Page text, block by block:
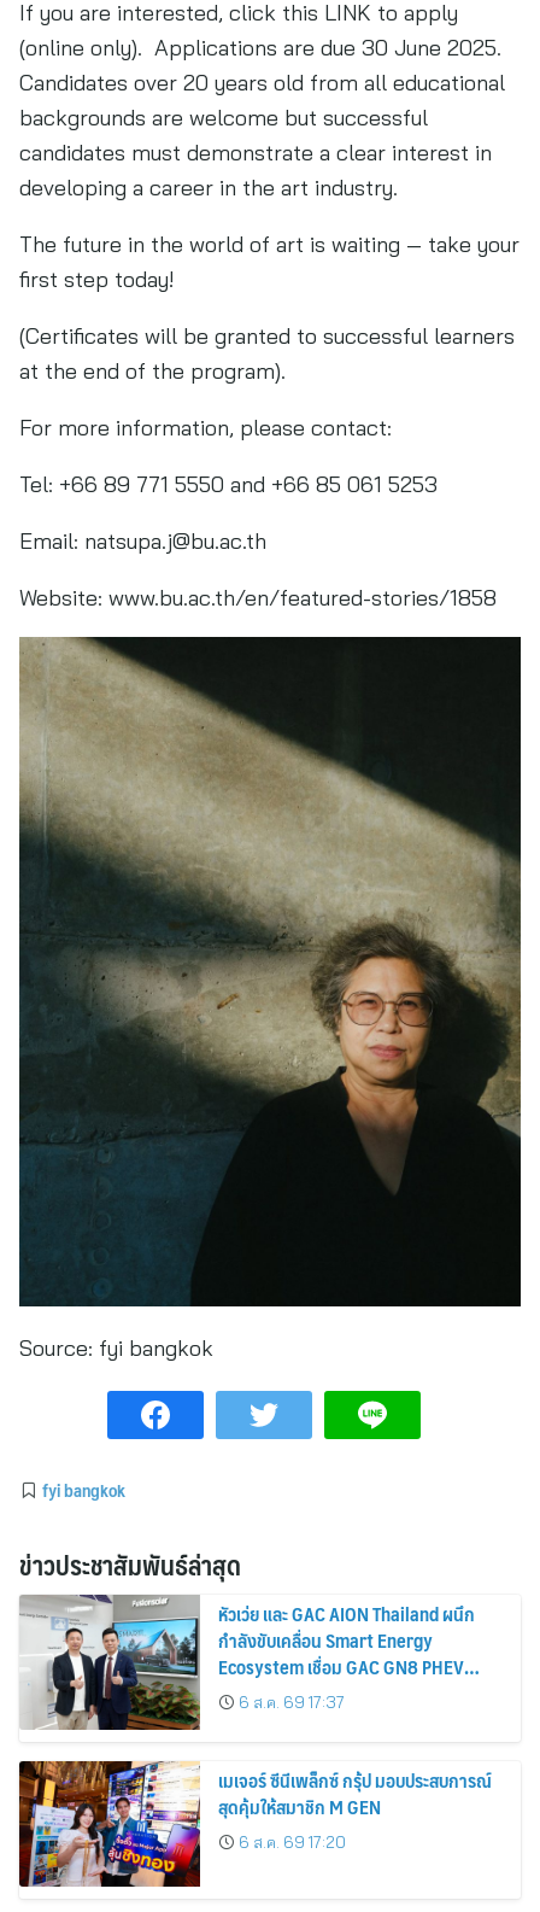
If you are interested, click this LINK to apply
(online only). Applications are due 30 June 2025.
Candidates over 20 years old from all educational
backgrounds are welcome but successful
candidates must demonstrate a clear interest in
developing a career in the art industry.
The future in the world of art is waiting — take your
first step today!
(Certificates will be granted to successful learners
at the end of the program).
For more information, please contact:
Tel: +66 89 771 5550 and +66 85 061 5253
Email: natsupa.j@bu.ac.th
Website: www.bu.ac.th/en/featured-stories/1858
Source: fyi bangkok
fyi bangkok
ข่าวประชาสัมพันธ์ล่าสุด
หัวเว่ย และ GAC AION Thailand ผนึก
กำลังขับเคลื่อน Smart Energy
Ecosystem เชื่อม GAC GN8 PHEV
รถยนต์ MPV ระดับพรีเมียม เข้ากับ
พลังงานแสงอาทิตย์ภายในบ้าน
6 ส.ค. 69 17:37
เมเจอร์ ซีนีเพล็กซ์ กรุ้ป มอบประสบการณ์
สุดคุ้มให้สมาชิก M GEN
6 ส.ค. 69 17:20